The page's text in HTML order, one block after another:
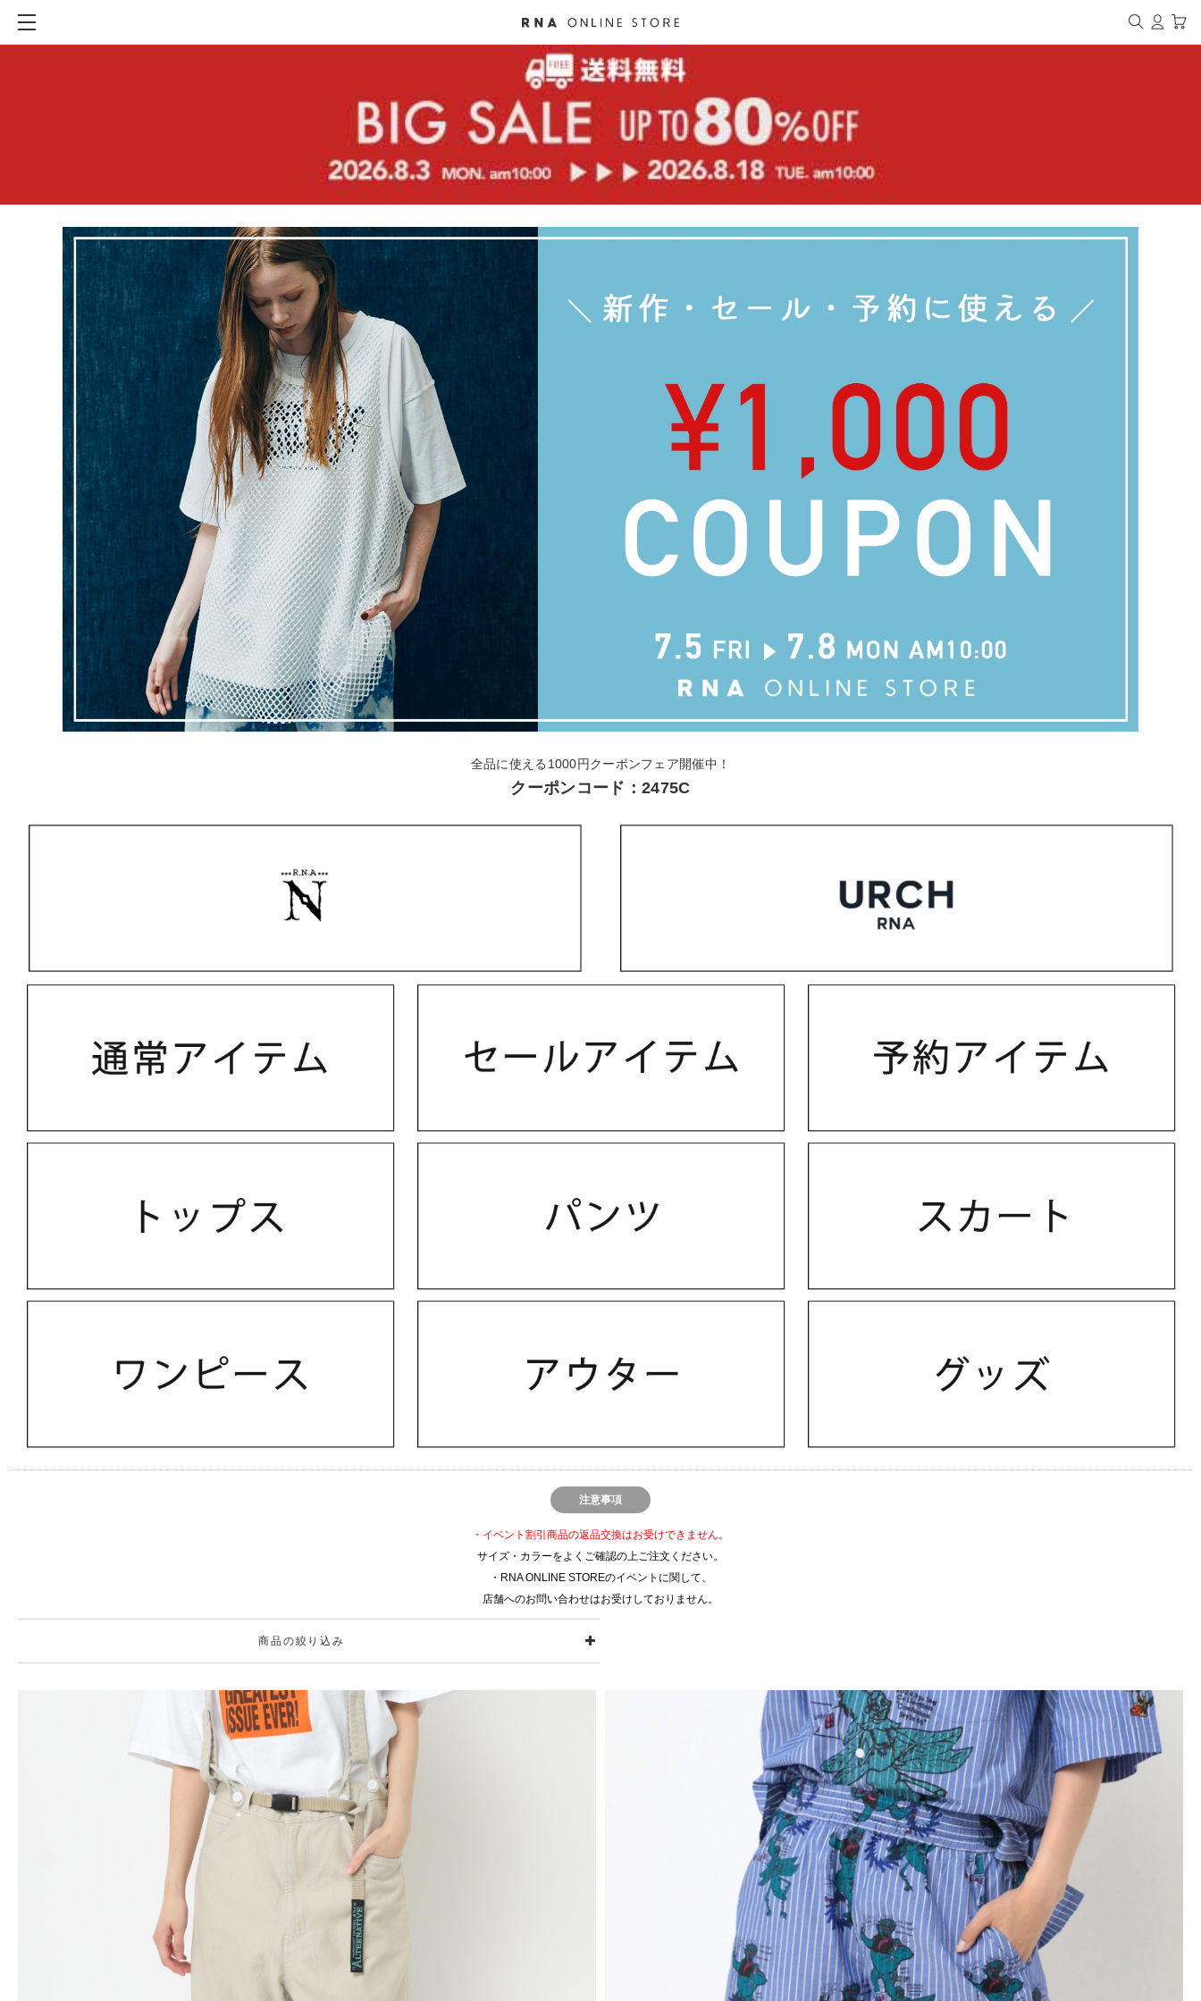
全品に使える1000円クーポンフェア開催中！
クーポンコード：2475C
注意事項
・イベント割引商品の返品交換はお受けできません。
サイズ・カラーをよくご確認の上ご注文ください。
・RNA ONLINE STOREのイベントに関して、
店舗へのお問い合わせはお受けしておりません。
商品の絞り込み